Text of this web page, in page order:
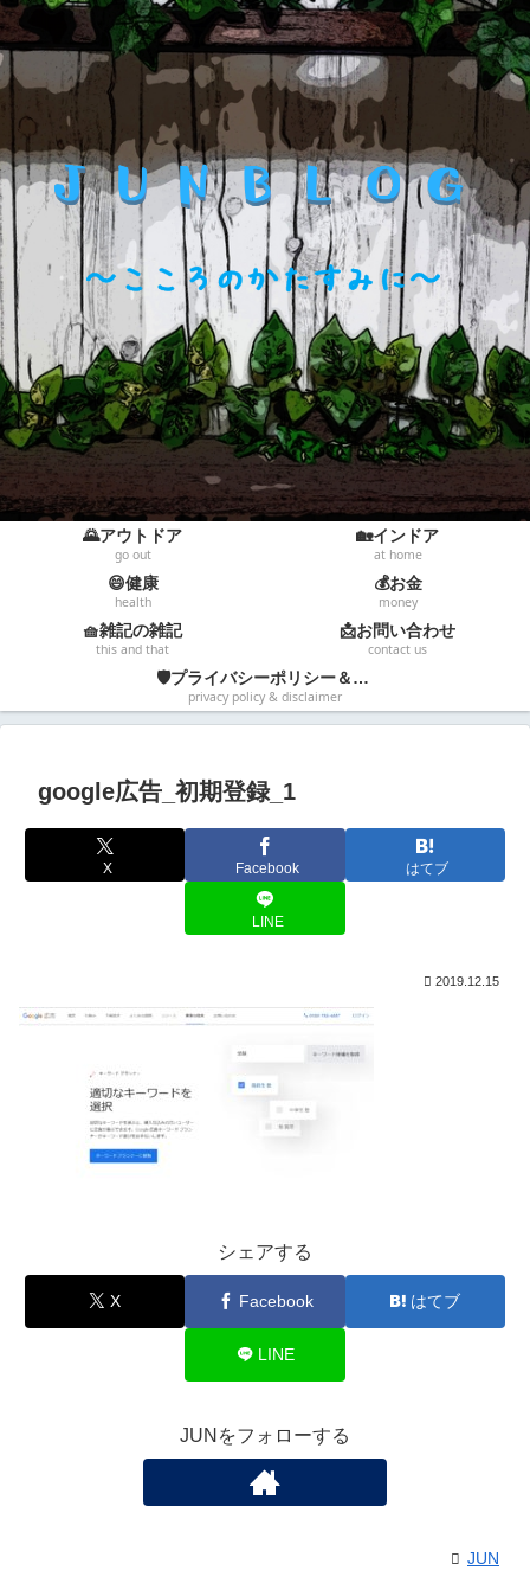
🌄アウトドア
go out
🏡インドア
at home
😄健康
health
💰お金
money
🧺雑記の雑記
this and that
📩お問い合わせ
contact us
🛡️プライバシーポリシー＆免責事項
privacy policy & disclaimer
google広告_初期登録_1
X Facebook はてブ
LINE
2019.12.15
シェアする
X Facebook はてブ
LINE
JUNをフォローする
JUN